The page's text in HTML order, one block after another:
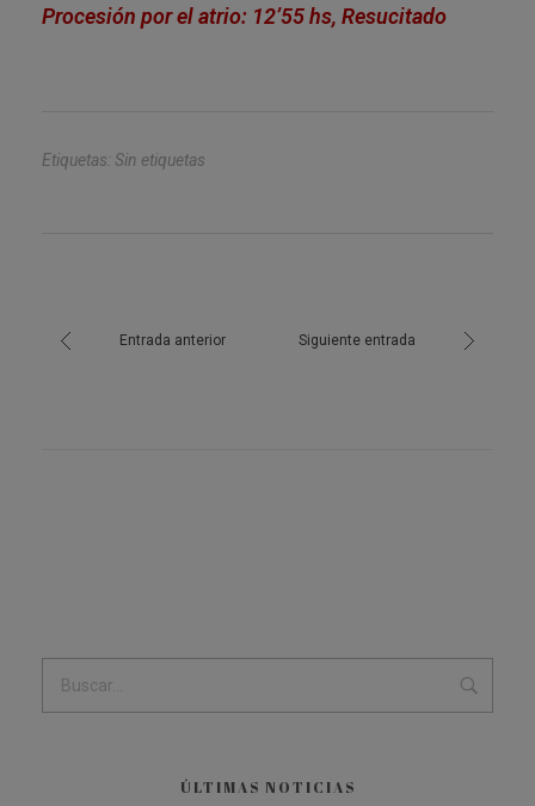
Procesión por el atrio: 12’55 hs, Resucitado
Etiquetas: Sin etiquetas
Entrada anterior Siguiente entrada
ÚLTIMAS NOTICIAS